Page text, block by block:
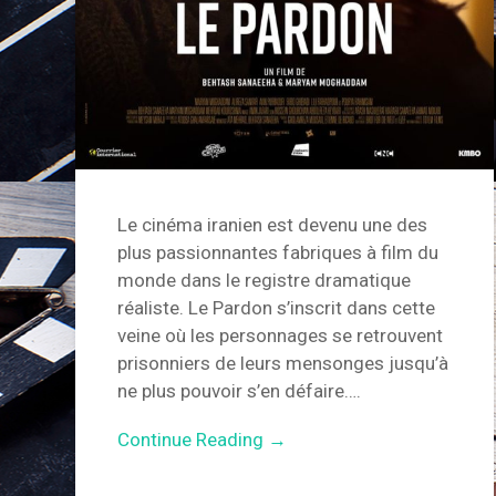
Le cinéma iranien est devenu une des
plus passionnantes fabriques à film du
monde dans le registre dramatique
réaliste. Le Pardon s’inscrit dans cette
veine où les personnages se retrouvent
prisonniers de leurs mensonges jusqu’à
ne plus pouvoir s’en défaire….
Continue Reading →